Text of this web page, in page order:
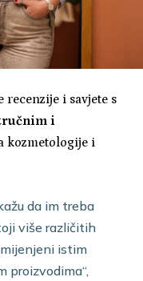
recenzije i savjete s
i
kozmetologije i
da im treba
više različitih
istim
proizvodima“,